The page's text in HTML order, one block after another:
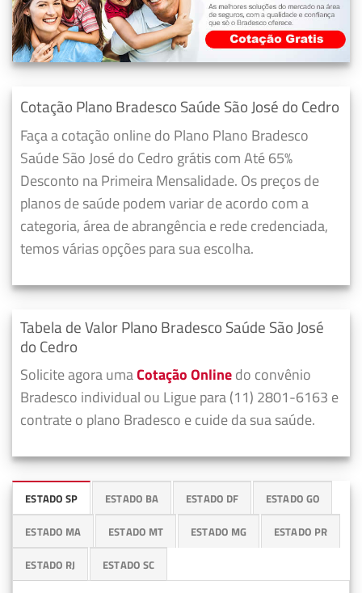
Cotação Plano Bradesco Saúde São José do Cedro
Faça a cotação online do Plano Plano Bradesco
Saúde São José do Cedro grátis com Até 65%
Desconto na Primeira Mensalidade. Os preços de
planos de saúde podem variar de acordo com a
categoria, área de abrangência e rede credenciada,
temos várias opções para sua escolha.
Tabela de Valor Plano Bradesco Saúde São José
do Cedro
Solicite agora umaCotação Onlinedo convênio
Bradesco individual ou Ligue para (11) 2801-6163 e
contrate o plano Bradesco e cuide da sua saúde.
ESTADO SP ESTADO BA ESTADO DF ESTADO GO
ESTADO MA ESTADO MT ESTADO MG ESTADO PR
ESTADO RJ ESTADO SC